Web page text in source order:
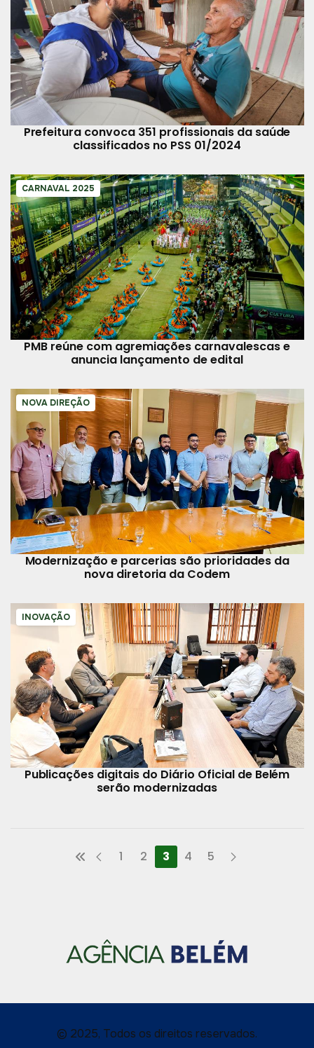
Prefeitura convoca 351 profissionais da saúde
classificados no PSS 01/2024
CARNAVAL 2025
PMB reúne com agremiações carnavalescas e
anuncia lançamento de edital
NOVA DIREÇÃO
Modernização e parcerias são prioridades da
nova diretoria da Codem
INOVAÇÃO
Publicações digitais do Diário Oficial de Belém
serão modernizadas
1 2 3 4 5
© 2025, Todos os direitos reservados.